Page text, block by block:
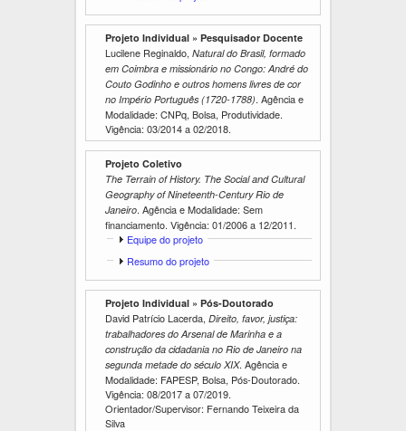
b
r
i
b
i
r
Projeto Individual » Pesquisador Docente
Lucilene Reginaldo, Natural do Brasil, formado
em Coimbra e missionário no Congo: André do
Couto Godinho e outros homens livres de cor
no Império Português (1720-1788). Agência e
Modalidade: CNPq, Bolsa, Produtividade.
Vigência: 03/2014a02/2018.
Projeto Coletivo
The Terrain of History. The Social and Cultural
Geography of Nineteenth-Century Rio de
Janeiro. Agência e Modalidade: Sem
financiamento. Vigência: 01/2006a 12/2011.
E
i
b
r
Equipe do projeto
E
i
b
i
r
Resumo do projeto
Projeto Individual » Pós-Doutorado
David Patrício Lacerda, Direito, favor, justiça:
trabalhadores do Arsenal de Marinha e a
construção da cidadania no Rio de Janeiro na
segunda metade do século XIX. Agência e
Modalidade: FAPESP, Bolsa, Pós-Doutorado.
Vigência: 08/2017a07/2019.
Orientador/Supervisor: Fernando Teixeira da
Silva